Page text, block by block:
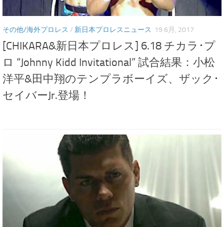
その他/海外プロレス / 新日本プロレスニュース 19 6月, 2017
[CHIKARA&新日本プロレス] 6.18 チカラ･プ
ロ “Johnny Kidd Invitational” 試合結果：小松
洋平&田中翔のテンプラボーイズ、ザック･
セイバーJr.登場！